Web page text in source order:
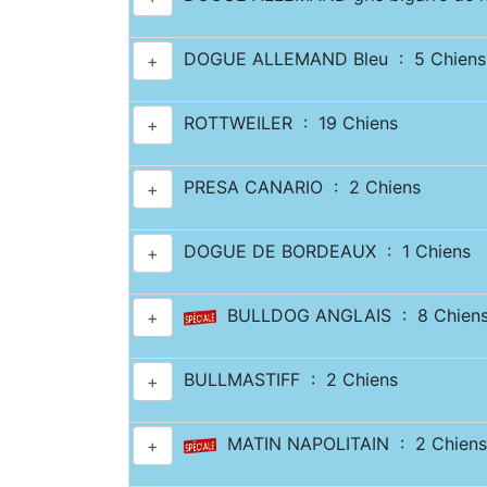
+ DOGUE ALLEMAND Bleu : 5 Chiens
+ ROTTWEILER : 19 Chiens
+ PRESA CANARIO : 2 Chiens
+ DOGUE DE BORDEAUX : 1 Chiens
+ BULLDOG ANGLAIS : 8
+ BULLMASTIFF : 2 Chiens
+ MATIN NAPOLITAIN : 2 Chiens